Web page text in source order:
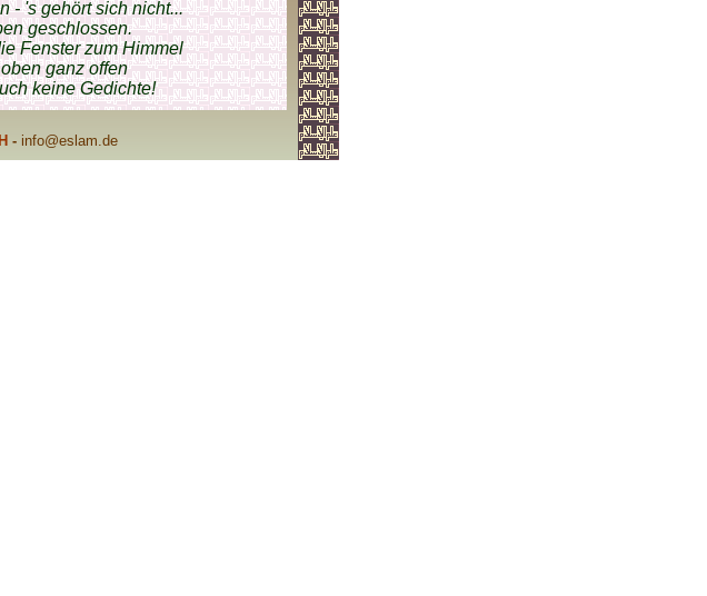
- 's gehört sich nicht...
geschlossen.
Fenster zum Himmel
ganz offen
keine Gedichte!
- info@eslam.de